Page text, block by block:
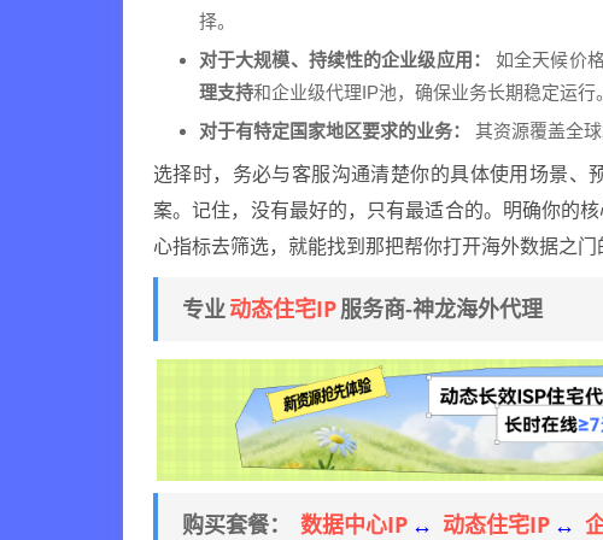
择。
对于大规模、持续性的企业级应用：
如全天候价
理支持和企业级代理IP池，确保业务长期稳定运行。
对于有特定国家地区要求的业务：
其资源覆盖全
选择时，务必与客服沟通清楚你的具体使用场景、
案。记住，没有最好的，只有最适合的。明确你的
心指标去筛选，就能找到那把帮你打开海外数据之门
专业 动态住宅IP 服务商-神龙海外代理
购买套餐： 数据中心IP ↔ 动态住宅IP ↔